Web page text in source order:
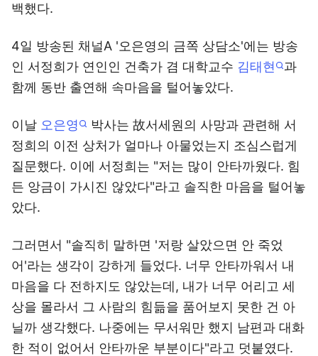
백했다.
4일 방송된 채널A '오은영의 금쪽 상담소'에는 방송
인 서정희가 연인인 건축가 겸 대학교수 김태현
과
함께 동반 출연해 속마음을 털어놓았다.
이날 오은영
박사는 故서세원의 사망과 관련해 서
정희의 이전 상처가 얼마나 아물었는지 조심스럽게
질문했다. 이에 서정희는 "저는 많이 안타까웠다. 힘
든 앙금이 가시진 않았다"라고 솔직한 마음을 털어놓
았다.
그러면서 "솔직히 말하면 '저랑 살았으면 안 죽었
어'라는 생각이 강하게 들었다. 너무 안타까워서 내
마음을 다 전하지도 않았는데, 내가 너무 어리고 세
상을 몰라서 그 사람의 힘듦을 품어보지 못한 건 아
닐까 생각했다. 나중에는 무서워만 했지 남편과 대화
한 적이 없어서 안타까운 부분이다"라고 덧붙였다.